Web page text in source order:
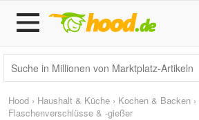
Hood › Haushalt & Küche › Kochen & Backen ›
Flaschenverschlüsse & -gießer